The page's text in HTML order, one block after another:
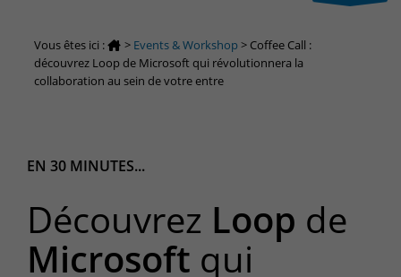
contact us
+32(0)800 12 512
Access to the information area reserved for customers:
Services Center
Support for incidents & service requests
Vous êtes ici : > Events & Workshop > Coffee Call :
découvrez Loop de Microsoft qui révolutionnera la
collaboration au sein de votre entre
EN 30 MINUTES...
Découvrez Loop de
Microsoft qui